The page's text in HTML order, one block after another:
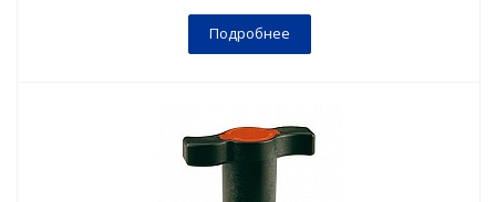
Подробнее